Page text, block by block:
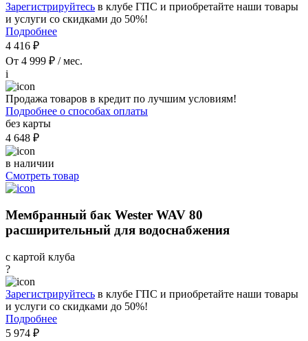
Зарегистрируйтесь в клубе ГПС и приобретайте наши товары
и услуги со скидками до 50%!
Подробнее
4 416 ₽
От 4 999 ₽ / мес.
i
Продажа товаров в кредит по лучшим условиям!
Подробнее о способах оплаты
без карты
4 648 ₽
в наличии
Смотреть товар
Мембранный бак Wester WAV 80
расширительный для водоснабжения
с картой клуба
?
Зарегистрируйтесь в клубе ГПС и приобретайте наши товары
и услуги со скидками до 50%!
Подробнее
5 974 ₽